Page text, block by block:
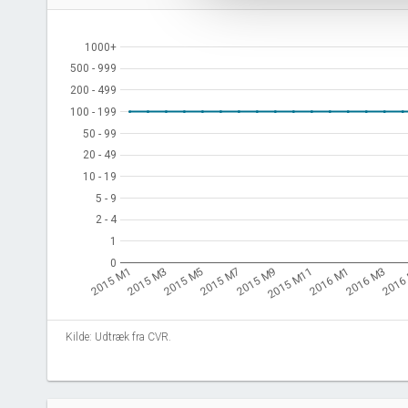
2015 M12015 M32015 M52015 M72015 M92015 M112016 M12016 M3
0
0
11
2 - 4
2 - 4
5 - 9
5 - 9
10 - 19
10 - 19
20 - 49
20 - 49
50 - 99
50 - 99
100 - 199
100 - 199
200 - 499
200 - 499
500 - 999
500 - 999
1000+
1000+
Kilde: Udtræk fra CVR.